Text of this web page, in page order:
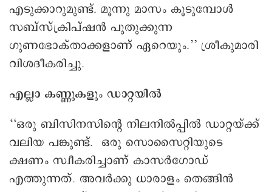
എടുക്കാറുമുണ്ട്. മൂന്നു മാസം കൂടുമ്പോൾ
സബ്സ്ക്രിപ്ഷൻ പുതുക്കുന്ന
ഗുണഭോക്താക്കളാണ് ഏറെയും.’’ ശ്രീകുമാരി
വിശദീകരിച്ചു.
എല്ലാ കണ്ണുകളും ഡാറ്റയിൽ
‘‘ഒരു ബിസിനസിന്റെ നിലനിൽപ്പിൽ ഡാറ്റയ്ക്ക്
വലിയ പങ്കുണ്ട്. ഒരു സൊസൈറ്റിയുടെ
ക്ഷണം സ്വീകരിച്ചാണ് കാസർഗോഡ്
എത്തുന്നത്. അവർക്കു ധാരാളം തെങ്ങിൻ